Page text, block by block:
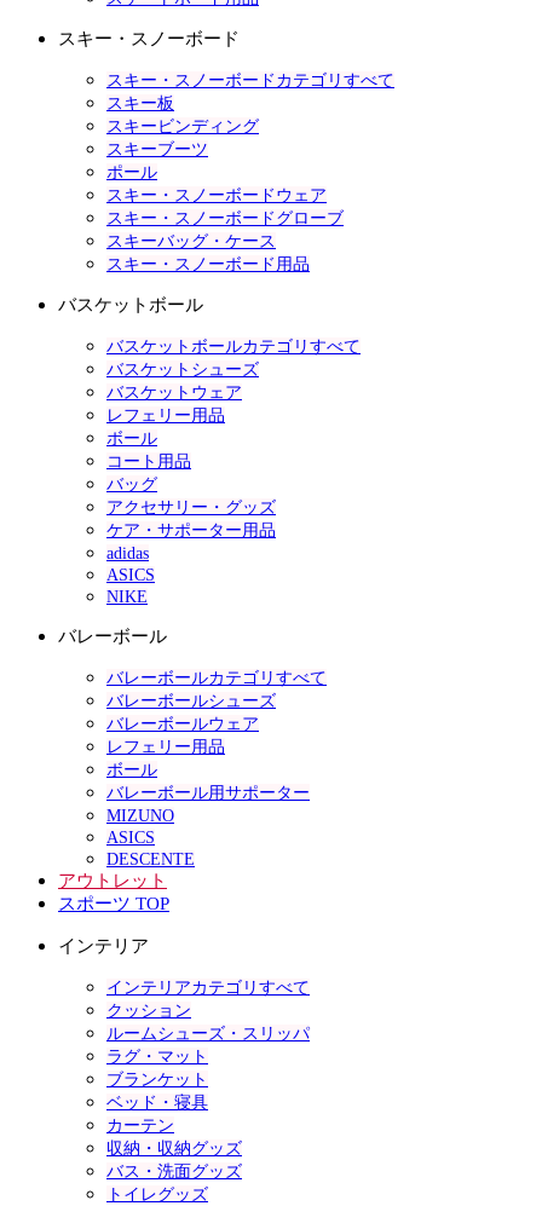
スキー・スノーボード
スキー・スノーボードカテゴリすべて
スキー板
スキービンディング
スキーブーツ
ポール
スキー・スノーボードウェア
スキー・スノーボードグローブ
スキーバッグ・ケース
スキー・スノーボード用品
バスケットボール
バスケットボールカテゴリすべて
バスケットシューズ
バスケットウェア
レフェリー用品
ボール
コート用品
バッグ
アクセサリー・グッズ
ケア・サポーター用品
adidas
ASICS
NIKE
バレーボール
バレーボールカテゴリすべて
バレーボールシューズ
バレーボールウェア
レフェリー用品
ボール
バレーボール用サポーター
MIZUNO
ASICS
DESCENTE
アウトレット
スポーツ TOP
インテリア
インテリアカテゴリすべて
クッション
ルームシューズ・スリッパ
ラグ・マット
ブランケット
ベッド・寝具
カーテン
収納・収納グッズ
バス・洗面グッズ
トイレグッズ